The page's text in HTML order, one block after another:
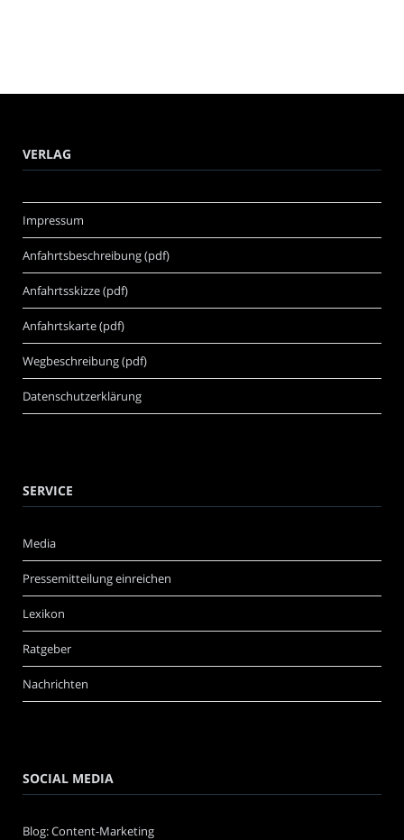
VERLAG
Impressum
Anfahrtsbeschreibung (pdf)
Anfahrtsskizze (pdf)
Anfahrtskarte (pdf)
Wegbeschreibung (pdf)
Datenschutzerklärung
SERVICE
Media
Pressemitteilung einreichen
Lexikon
Ratgeber
Nachrichten
SOCIAL MEDIA
Blog: Content-Marketing